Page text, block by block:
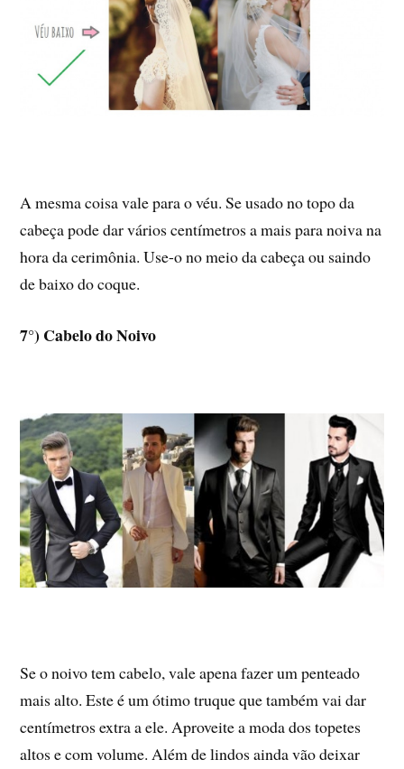
A mesma coisa vale para o véu. Se usado no topo da
cabeça pode dar vários centímetros a mais para noiva na
hora da cerimônia. Use-o no meio da cabeça ou saindo
de baixo do coque.
7°) Cabelo do Noivo
Se o noivo tem cabelo, vale apena fazer um penteado
mais alto. Este é um ótimo truque que também vai dar
centímetros extra a ele. Aproveite a moda dos topetes
altos e com volume. Além de lindos ainda vão deixar